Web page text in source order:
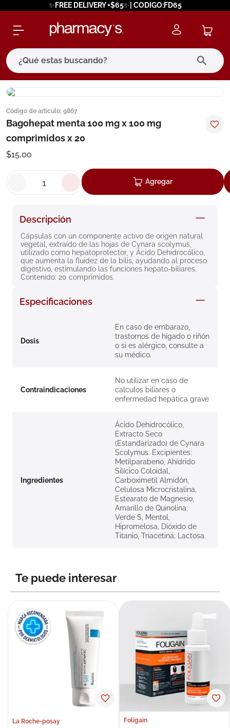
✨FREE DELIVERY +$65✨| CODIGO:FD65
¿Qué estas buscando?
Código de artículo: 9867
Bagohepat menta 100 mg x 100 mg
comprimidos x 20
$15,00
Agregar
Descripción
Cápsulas con un componente activo de origen natural
vegetal, extraído de las hojas de Cynara scolymus,
utilizado como hepatoprotector, y Ácido Dehidrocólico,
que aumenta la fluidez de la bilis, ayudando al proceso
digestivo, estimulando las funciones hepato-biliares.
Contenido: 20 comprimidos.
Especificaciones
Dosis
En caso de embarazo,
trastornos de hígado o riñón
o si es alérgico, consulte a
su médico.
Contraindicaciones
No utilizar en caso de
calculos biliares o
enfermedad hepática grave
Ingredientes
Ácido Dehidrocólico,
Extracto Seco
(Estandarizado) de Cynara
Scolymus. Excipientes:
Metilparabeno, Ahídrido
Silícico Coloidal,
Carboximetil Almidón,
Celulosa Microcristalina,
Estearato de Magnesio,
Amarillo de Quinolina;
Verde S, Mentol,
Hipromelosa, Dióxido de
Titanio, Triacetina; Lactosa.
Te puede interesar
La Roche-posay Foligain
términos más buscados
1. eucerin
cerave
7. megacistin
8. roche posay
9. isdin
10.neumoflux